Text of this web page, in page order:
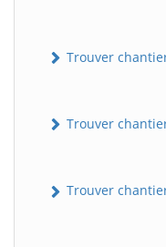
Trouver
Trouver
Trouver